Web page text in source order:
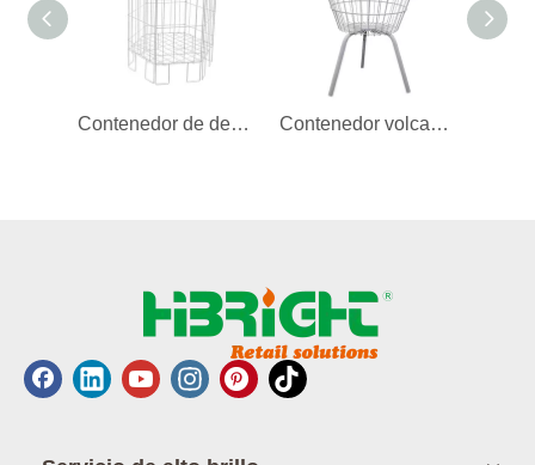
Contenedor de descarga de alambre hexagonal Contenedor volcador de alambre redondo con tres patas